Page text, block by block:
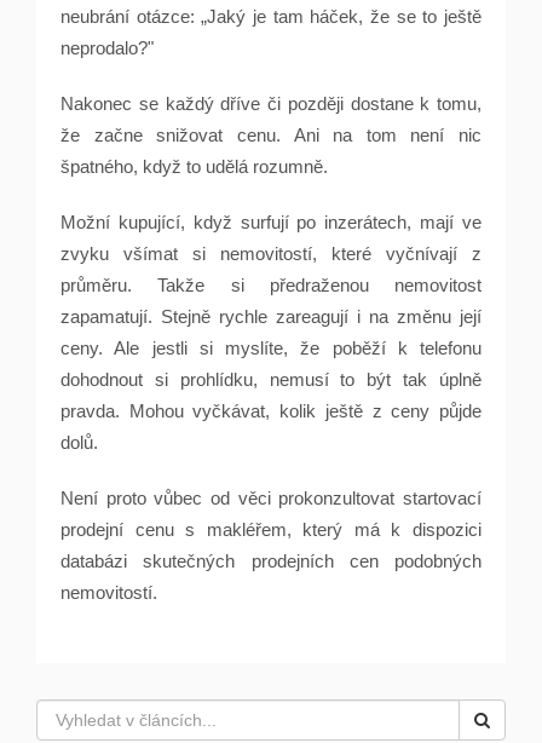
neubrání otázce: „Jaký je tam háček, že se to ještě
neprodalo?"
Nakonec se každý dříve či později dostane k tomu,
že začne snižovat cenu. Ani na tom není nic
špatného, když to udělá rozumně.
Možní kupující, když surfují po inzerátech, mají ve
zvyku všímat si nemovitostí, které vyčnívají z
průměru. Takže si předraženou nemovitost
zapamatují. Stejně rychle zareagují i na změnu její
ceny. Ale jestli si myslíte, že poběží k telefonu
dohodnout si prohlídku, nemusí to být tak úplně
pravda. Mohou vyčkávat, kolik ještě z ceny půjde
dolů.
Není proto vůbec od věci prokonzultovat startovací
prodejní cenu s makléřem, který má k dispozici
databázi skutečných prodejních cen podobných
nemovitostí.